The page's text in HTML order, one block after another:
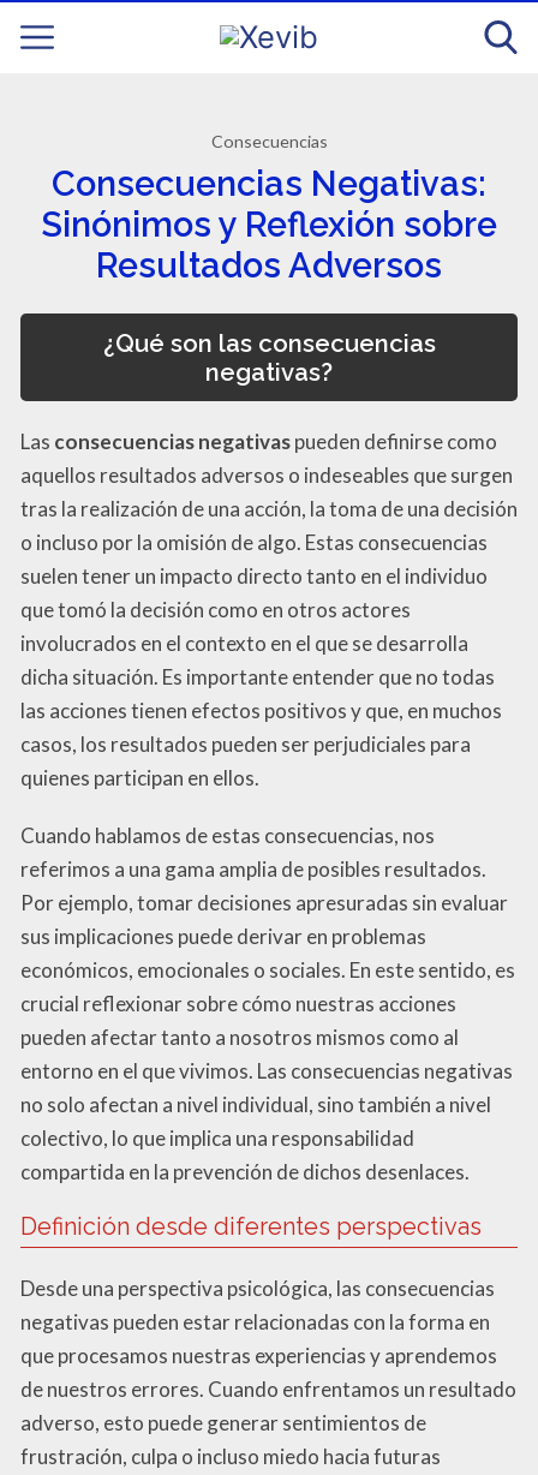
Consecuencias
Consecuencias Negativas:
Sinónimos y Reflexión sobre
Resultados Adversos
¿Qué son las consecuencias
negativas?
Las consecuencias negativaspueden definirse como
aquellos resultados adversos o indeseables que surgen
tras la realización de una acción, la toma de una decisión
o incluso por la omisión de algo. Estas consecuencias
suelen tener un impacto directo tanto en el individuo
que tomó la decisión como en otros actores
involucrados en el contexto en el que se desarrolla
dicha situación. Es importante entender que no todas
las acciones tienen efectos positivos y que, en muchos
casos, los resultados pueden ser perjudiciales para
quienes participan en ellos.
Cuando hablamos de estas consecuencias, nos
referimos a una gama amplia de posibles resultados.
Por ejemplo, tomar decisiones apresuradas sin evaluar
sus implicaciones puede derivar en problemas
económicos, emocionales o sociales. En este sentido, es
crucial reflexionar sobre cómo nuestras acciones
pueden afectar tanto a nosotros mismos como al
entorno en el que vivimos. Las consecuencias negativas
no solo afectan a nivel individual, sino también a nivel
colectivo, lo que implica una responsabilidad
compartida en la prevención de dichos desenlaces.
Definición desde diferentes perspectivas
Desde una perspectiva psicológica, las consecuencias
negativas pueden estar relacionadas con la forma en
que procesamos nuestras experiencias y aprendemos
de nuestros errores. Cuando enfrentamos un resultado
adverso, esto puede generar sentimientos de
frustración, culpa o incluso miedo hacia futuras